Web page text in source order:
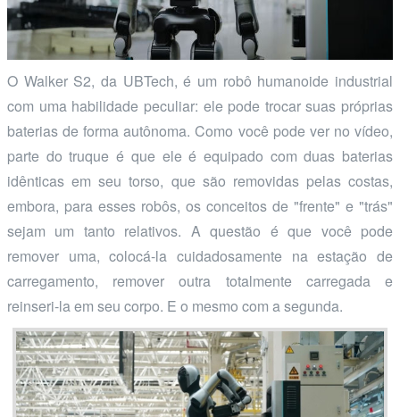
O Walker S2, da UBTech, é um robô humanoide industrial
com uma habilidade peculiar: ele pode trocar suas próprias
baterias de forma autônoma. Como você pode ver no vídeo,
parte do truque é que ele é equipado com duas baterias
idênticas em seu torso, que são removidas pelas costas,
embora, para esses robôs, os conceitos de "frente" e "trás"
sejam um tanto relativos. A questão é que você pode
remover uma, colocá-la cuidadosamente na estação de
carregamento, remover outra totalmente carregada e
reinseri-la em seu corpo. E o mesmo com a segunda.